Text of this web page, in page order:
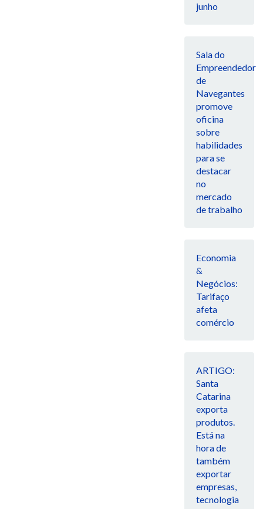
junho
Sala do
Empreendedor
de
Navegantes
promove
oficina
sobre
habilidades
para se
destacar
no
mercado
de trabalho
Economia
&
Negócios:
Tarifaço
afeta
comércio
ARTIGO:
Santa
Catarina
exporta
produtos.
Está na
hora de
também
exportar
empresas,
tecnologia